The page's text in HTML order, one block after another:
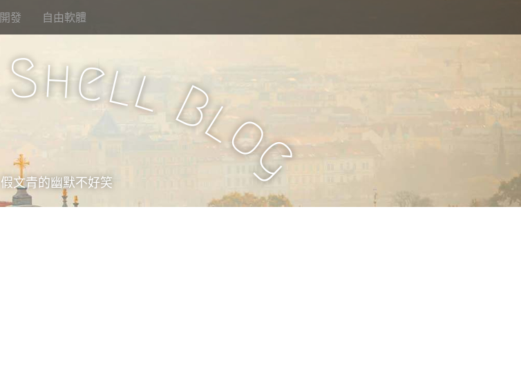
發 自由軟體
Shell B
l
o
g
假文青的幽默不好笑